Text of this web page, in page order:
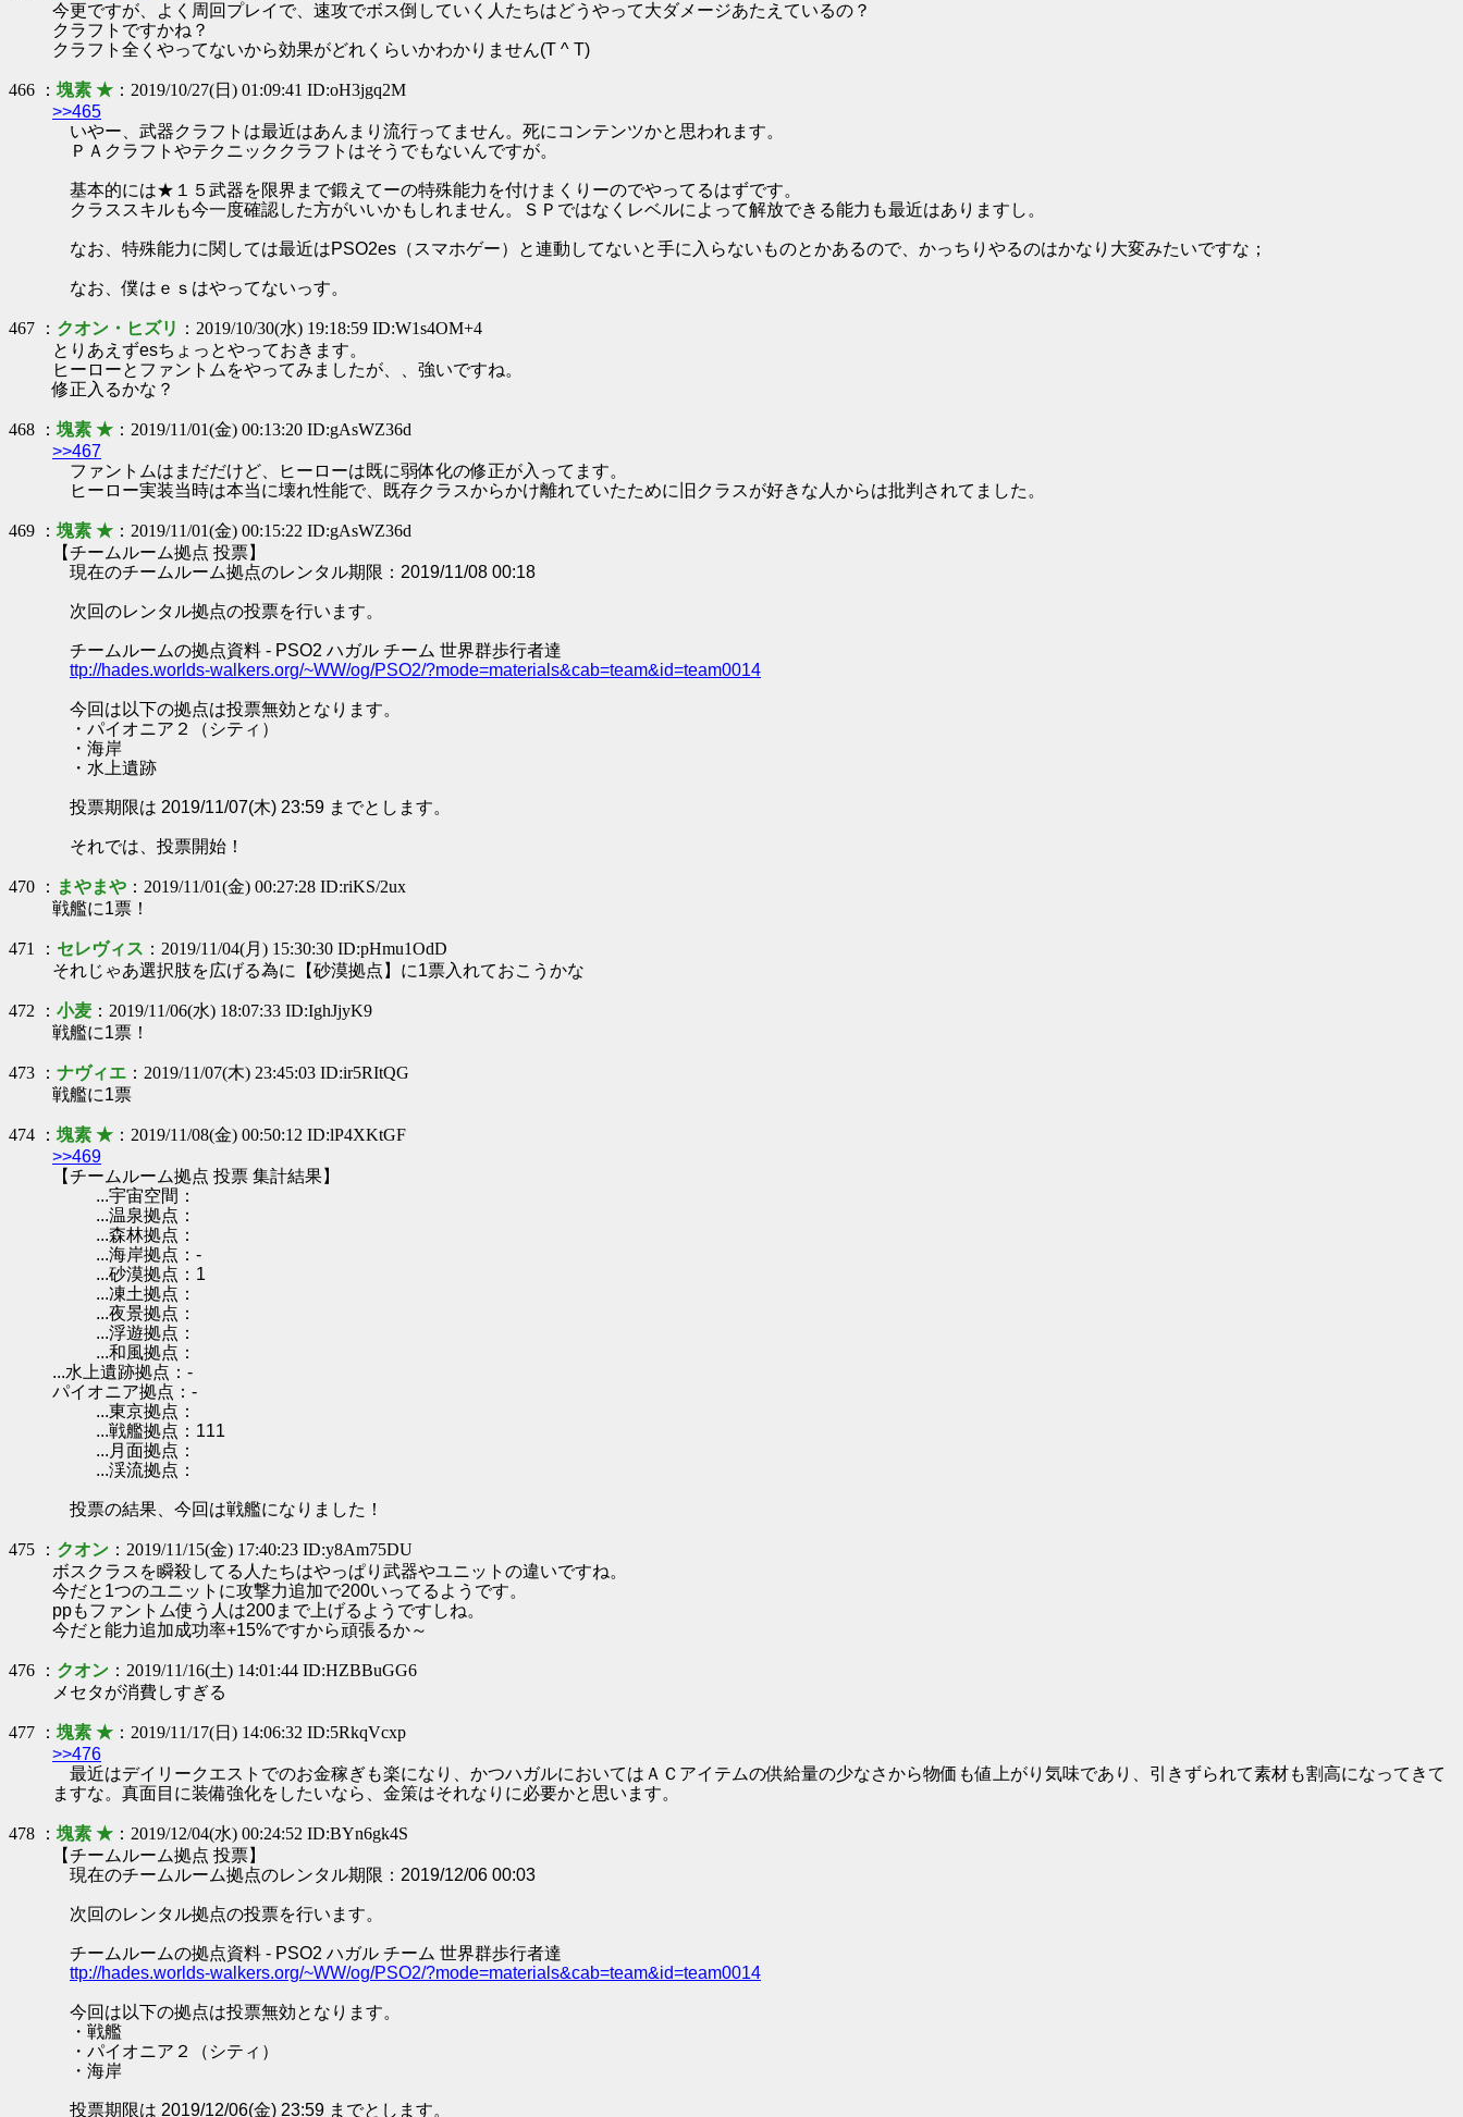
今更ですが、よく周回プレイで、速攻でボス倒していく人たちはどうやって大ダメージあたえているの？
クラフトですかね？
クラフト全くやってないから効果がどれくらいかわかりません(T ^ T)
466 ： 塊素 ★ ：2019/10/27(日) 01:09:41 ID:oH3jgq2M
>>465
いやー、武器クラフトは最近はあんまり流行ってません。死にコンテンツかと思われます。
ＰＡクラフトやテクニッククラフトはそうでもないんですが。
基本的には★１５武器を限界まで鍛えてーの特殊能力を付けまくりーのでやってるはずです。
クラススキルも今一度確認した方がいいかもしれません。ＳＰではなくレベルによって解放できる能力も最近はありますし。
なお、特殊能力に関しては最近はPSO2es（スマホゲー）と連動してないと手に入らないものとかあるので、かっちりやるのはかなり大変みたいですな；
なお、僕はｅｓはやってないっす。
467 ： クオン・ヒズリ ：2019/10/30(水) 19:18:59 ID:W1s4OM+4
とりあえずesちょっとやっておきます。
ヒーローとファントムをやってみましたが、、強いですね。
修正入るかな？
468 ： 塊素 ★ ：2019/11/01(金) 00:13:20 ID:gAsWZ36d
>>467
ファントムはまだだけど、ヒーローは既に弱体化の修正が入ってます。
ヒーロー実装当時は本当に壊れ性能で、既存クラスからかけ離れていたために旧クラスが好きな人からは批判されてました。
469 ： 塊素 ★ ：2019/11/01(金) 00:15:22 ID:gAsWZ36d
【チームルーム拠点 投票】
現在のチームルーム拠点のレンタル期限：2019/11/08 00:18
次回のレンタル拠点の投票を行います。
チームルームの拠点資料 - PSO2 ハガル チーム 世界群歩行者達
ttp://hades.worlds-walkers.org/~WW/og/PSO2/?mode=materials&cab=team&id=team0014
今回は以下の拠点は投票無効となります。
・パイオニア２（シティ）
・海岸
・水上遺跡
投票期限は 2019/11/07(木) 23:59 までとします。
それでは、投票開始！
470 ： まやまや ：2019/11/01(金) 00:27:28 ID:riKS/2ux
戦艦に1票！
471 ： セレヴィス ：2019/11/04(月) 15:30:30 ID:pHmu1OdD
それじゃあ選択肢を広げる為に【砂漠拠点】に1票入れておこうかな
472 ： 小麦 ：2019/11/06(水) 18:07:33 ID:IghJjyK9
戦艦に1票！
473 ： ナヴィエ ：2019/11/07(木) 23:45:03 ID:ir5RItQG
戦艦に1票
474 ： 塊素 ★ ：2019/11/08(金) 00:50:12 ID:lP4XKtGF
>>469
【チームルーム拠点 投票 集計結果】
...宇宙空間：
...温泉拠点：
...森林拠点：
...海岸拠点：-
...砂漠拠点：1
...凍土拠点：
...夜景拠点：
...浮遊拠点：
...和風拠点：
...水上遺跡拠点：-
パイオニア拠点：-
...東京拠点：
...戦艦拠点：111
...月面拠点：
...渓流拠点：
投票の結果、今回は戦艦になりました！
475 ： クオン ：2019/11/15(金) 17:40:23 ID:y8Am75DU
ボスクラスを瞬殺してる人たちはやっぱり武器やユニットの違いですね。
今だと1つのユニットに攻撃力追加で200いってるようです。
ppもファントム使う人は200まで上げるようですしね。
今だと能力追加成功率+15%ですから頑張るか～
476 ： クオン ：2019/11/16(土) 14:01:44 ID:HZBBuGG6
メセタが消費しすぎる
477 ： 塊素 ★ ：2019/11/17(日) 14:06:32 ID:5RkqVcxp
>>476
最近はデイリークエストでのお金稼ぎも楽になり、かつハガルにおいてはＡＣアイテムの供給量の少なさから物価も値上がり気味であり、引きずられて素材も割高になってきて
ますな。真面目に装備強化をしたいなら、金策はそれなりに必要かと思います。
478 ： 塊素 ★ ：2019/12/04(水) 00:24:52 ID:BYn6gk4S
【チームルーム拠点 投票】
現在のチームルーム拠点のレンタル期限：2019/12/06 00:03
次回のレンタル拠点の投票を行います。
チームルームの拠点資料 - PSO2 ハガル チーム 世界群歩行者達
ttp://hades.worlds-walkers.org/~WW/og/PSO2/?mode=materials&cab=team&id=team0014
今回は以下の拠点は投票無効となります。
・戦艦
・パイオニア２（シティ）
・海岸
投票期限は 2019/12/06(金) 23:59 までとします。